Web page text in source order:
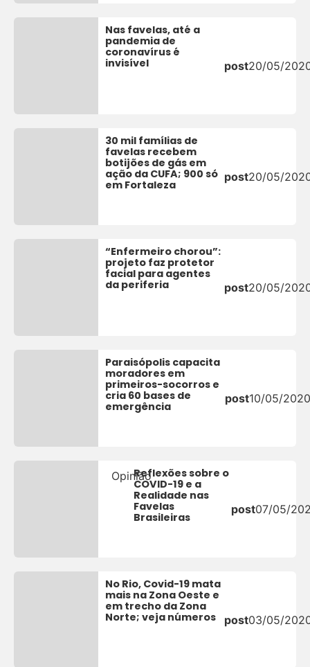
Nas favelas, até a
pandemia de
coronavírus é
invisível
post20/05/
30 mil famílias de
favelas recebem
botijões de gás em
ação da CUFA; 900 só
em Fortaleza
post20/05/
“Enfermeiro chorou”:
projeto faz protetor
facial para agentes
da periferia
post20/05/
Paraisópolis capacita
moradores em
primeiros-socorros e
cria 60 bases de
emergência
post10/05/
OpiniãoReflexões sobre o
COVID-19 e a
Realidade nas
Favelas
Brasileiras
post07/05/
No Rio, Covid-19 mata
mais na Zona Oeste e
em trecho da Zona
Norte; veja números
post03/05/